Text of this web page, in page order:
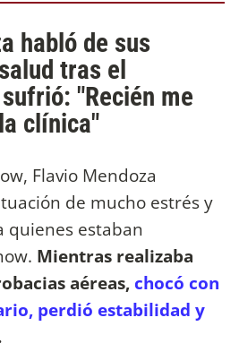
habló de sus
tras el
"Recién me
clínica"
Flavio Mendoza
de mucho estrés y
quienes estaban
Mientras realizaba
aéreas, chocó con
perdió estabilidad y